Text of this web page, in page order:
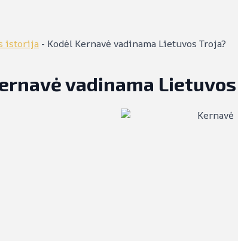
istorija - Kodėl Kernavė vadinama Lietuvos Troja?
vadinama